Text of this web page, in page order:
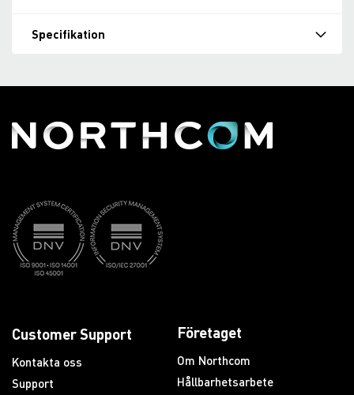
Specifikation
Customer Support
Kontakta oss
Support
Företaget
Om Northcom
Hållbarhetsarbete